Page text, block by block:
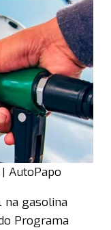
AutoPapo
na gasolina
Programa